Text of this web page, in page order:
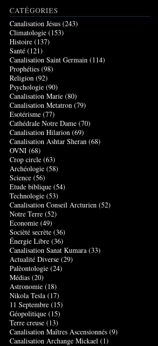
CATÉGORIES
Canalisation Jésus (243)
Climatologie (153)
Histoire (137)
Santé (121)
Canalisation Saint Germain (114)
Prophéties (98)
Religion (92)
Psychologie (90)
Canalisation Marie (80)
Canalisation Metatron (79)
Esotérisme (77)
Cathédrale Notre Dame (70)
Canalisation Hilarion (69)
Canalisation Ashtar Sheran (68)
OVNI (68)
Crop circle (63)
Archéologie (58)
Science (56)
Etude biblique (54)
Technologie (53)
Canalisation Conseil Arcturien (52)
Notre Terre (52)
Economie (49)
Socièté secrète (36)
Énergie Libre (36)
Canalisation Sanat Kumara (33)
Actualité Diverse (29)
Palèontologie (24)
Médias (20)
Astronomie (18)
Nikola Tesla (17)
11 Septembre (15)
Géopolitique (15)
Terre creuse (13)
Canalisation Maîtres Ascensionnés (9)
Canalisation Archange Mickael (1)